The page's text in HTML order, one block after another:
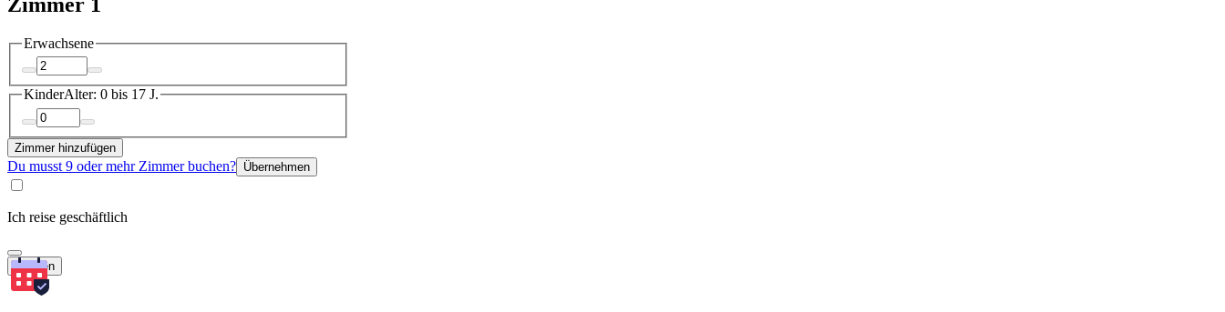
Erwachsene
KinderAlter: 0 bis 17 J.
Zimmer hinzufügen
Du musst 9 oder mehr Zimmer buchen? Übernehmen
Ich reise geschäftlich
Suchen